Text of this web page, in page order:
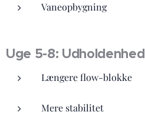
Vaneopbygning
Uge 5-8:
Længere flow-blokke
Mere stabilitet